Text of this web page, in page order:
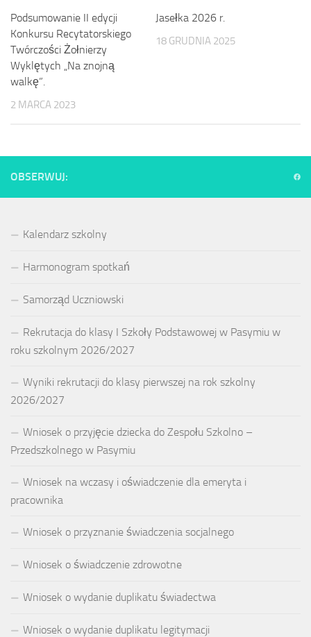
Podsumowanie II edycji
Konkursu Recytatorskiego
Twórczości Żołnierzy
Wyklętych „Na znojną
walkę”.
2 MARCA 2023
Jasełka 2026 r.
18 GRUDNIA 2025
OBSERWUJ:
Kalendarz szkolny
Harmonogram spotkań
Samorząd Uczniowski
Rekrutacja do klasy I Szkoły Podstawowej w Pasymiu w
roku szkolnym 2026/2027
Wyniki rekrutacji do klasy pierwszej na rok szkolny
2026/2027
Wniosek o przyjęcie dziecka do Zespołu Szkolno –
Przedszkolnego w Pasymiu
Wniosek na wczasy i oświadczenie dla emeryta i
pracownika
Wniosek o przyznanie świadczenia socjalnego
Wniosek o świadczenie zdrowotne
Wniosek o wydanie duplikatu świadectwa
Wniosek o wydanie duplikatu legitymacji